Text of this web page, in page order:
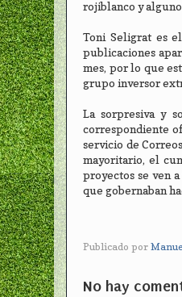
rojiblanco y
Toni Seligrat es
publicaciones
mes, por lo que
grupo inversor
La sorpresiva y
correspondiente
servicio de
mayoritario, el
proyectos se ven
que gobernaban
Publicado por
No hay